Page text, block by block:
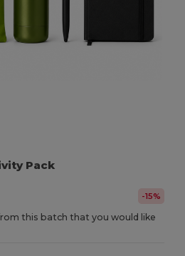
Pack
-15%
this batch that you would like